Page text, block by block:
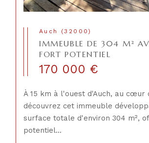
Auch (32000)
IMMEUBLE DE 304 M²
FORT POTENTIEL
170 000 €
À 15 km à l'ouest d'Auch, au cœur
découvrez cet immeuble
surface totale d'environ 304 m²,
potentiel...